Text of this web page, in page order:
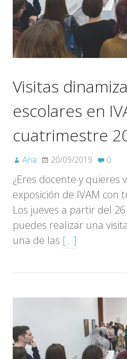
Visitas
escolares en
cuatrimestre
Ana 20/09/2019 0
¿Eres docente y quieres
exposición de IVAM con
Los jueves a partir del
puedes realizar una
una de las […]